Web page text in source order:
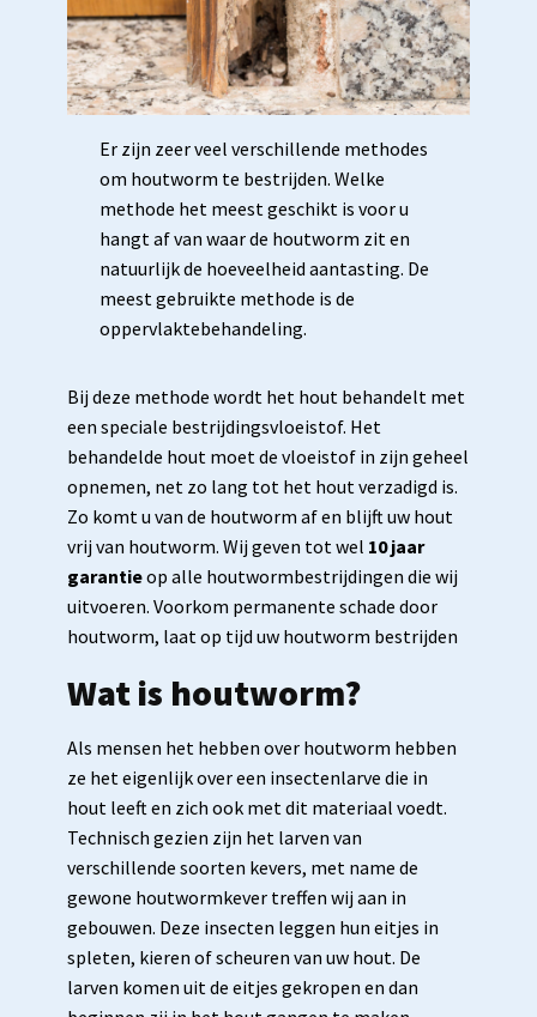
Er zijn zeer veel verschillende methodes
om houtworm te bestrijden. Welke
methode het meest geschikt is voor u
hangt af van waar de houtworm zit en
natuurlijk de hoeveelheid aantasting. De
meest gebruikte methode is de
oppervlaktebehandeling.
Bij deze methode wordt het hout behandelt met
een speciale bestrijdingsvloeistof. Het
behandelde hout moet de vloeistof in zijn geheel
opnemen, net zo lang tot het hout verzadigd is.
Zo komt u van de houtworm af en blijft uw hout
vrij van houtworm. Wij geven tot wel 10 jaar
garantieop alle houtwormbestrijdingen die wij
uitvoeren. Voorkom permanente schade door
houtworm, laat op tijd uw houtworm bestrijden
Wat is houtworm?
Als mensen het hebben over houtworm hebben
ze het eigenlijk over een insectenlarve die in
hout leeft en zich ook met dit materiaal voedt.
Technisch gezien zijn het larven van
verschillende soorten kevers, met name de
gewone houtwormkever treffen wij aan in
gebouwen. Deze insecten leggen hun eitjes in
spleten, kieren of scheuren van uw hout. De
larven komen uit de eitjes gekropen en dan